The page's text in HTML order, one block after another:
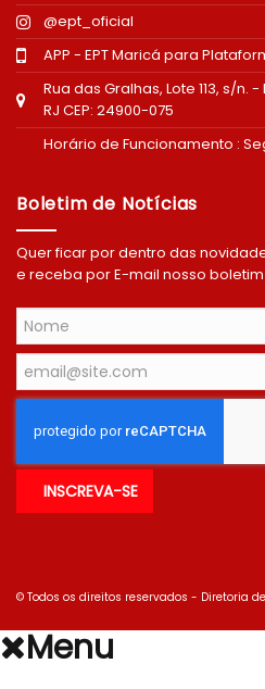
@ept_oficial
APP - EPT Maricá para
Rua das Gralhas, Lote 113, s/
RJ CEP: 24900-075
Horário de Funcionamento :
Boletim de Notícias
Quer ficar por dentro das
e receba por E-mail nosso
© Todos os direitos reservados - Diretoria
Menu